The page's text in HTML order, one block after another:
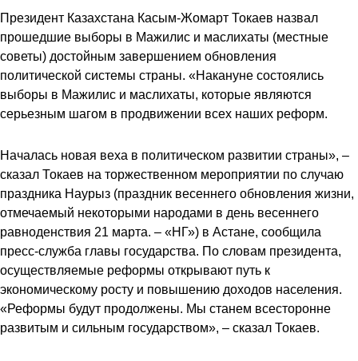
Президент Казахстана Касым-Жомарт Токаев назвал
прошедшие выборы в Мажилис и маслихаты (местные
советы) достойным завершением обновления
политической системы страны. «Накануне состоялись
выборы в Мажилис и маслихаты, которые являются
серьезным шагом в продвижении всех наших реформ.
Началась новая веха в политическом развитии страны», –
сказал Токаев на торжественном мероприятии по случаю
праздника Наурыз (праздник весеннего обновления жизни,
отмечаемый некоторыми народами в день весеннего
равноденствия 21 марта. – «НГ») в Астане, сообщила
пресс-служба главы государства. По словам президента,
осуществляемые реформы открывают путь к
экономическому росту и повышению доходов населения.
«Реформы будут продолжены. Мы станем всесторонне
развитым и сильным государством», – сказал Токаев.